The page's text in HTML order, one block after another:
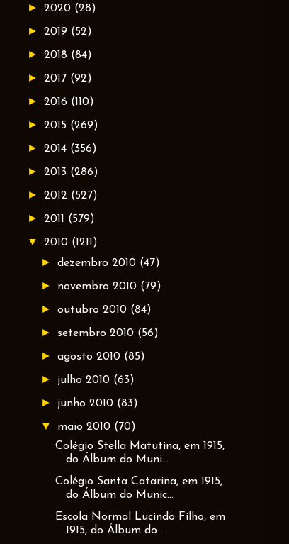
► 2020 (28)
► 2019 (52)
► 2018 (84)
► 2017 (92)
► 2016 (110)
► 2015 (269)
► 2014 (356)
► 2013 (286)
► 2012 (527)
► 2011 (579)
▼ 2010 (1211)
►dezembro 2010 (47)
► novembro 2010 (79)
►outubro 2010 (84)
► setembro 2010 (56)
►agosto 2010 (85)
► julho 2010 (63)
► junho 2010 (83)
▼ maio 2010 (70)
Colégio Stella Matutina, em 1915,
do Álbum do Muni...
Colégio Santa Catarina, em 1915,
do Álbum do Munic...
Escola Normal Lucindo Filho, em
1915, do Álbum do ...